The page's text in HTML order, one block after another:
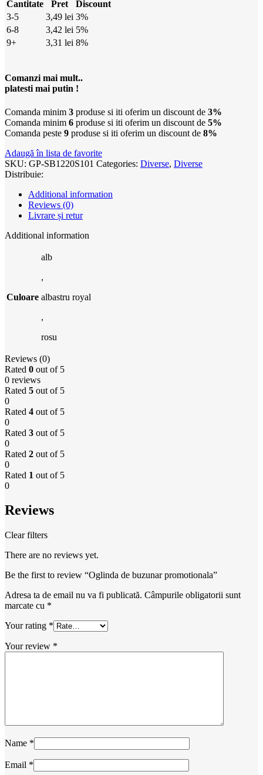
Cantitate Pret
Discount
3-5
3,49 lei 3%
6-8
3,42 lei 5%
9+
3,31 lei 8%
Comanzi mai mult..
platesti mai putin !
Comanda minim 3 produse si iti oferim un discount de 3%
Comanda minim 6 produse si iti oferim un discount de 5%
Comanda peste 9 produse si iti oferim un discount de 8%
Adaugă în lista de favorite
SKU: GP-SB1220S101 Categories: Diverse, Diverse
Distribuie:
Additional information
Reviews (0)
Livrare și retur
Additional information
Culoare
alb
,
albastru royal
,
rosu
Reviews (0)
Rated 0 out of 5
0 reviews
Rated 5 out of 5
0
Rated 4 out of 5
0
Rated 3 out of 5
0
Rated 2 out of 5
0
Rated 1 out of 5
0
Reviews
Clear filters
There are no reviews yet.
Be the first to review “Oglinda de buzunar promotionala”
Adresa ta de email nu va fi publicată. Câmpurile obligatorii sunt
marcate cu *
Your rating *
Your review *
Name *
Email *